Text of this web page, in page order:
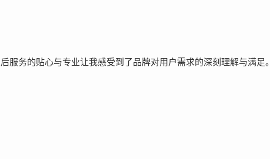
服务的贴心与专业让我感受到了品牌对用户需求的深刻理解与满足。